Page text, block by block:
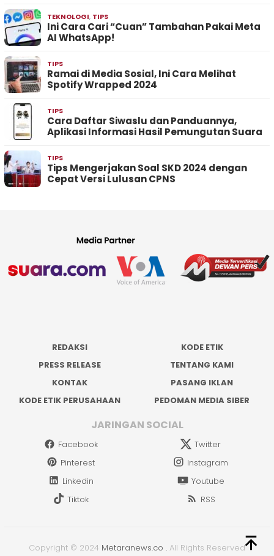
TEKNOLOGI, TIPS
Ini Cara Cari “Cuan” Tambahan Pakai Meta
AI WhatsApp!
TIPS
Ramai di Media Sosial, Ini Cara Melihat
Spotify Wrapped 2024
TIPS
Cara Daftar Siwaslu dan Panduannya,
Aplikasi Informasi Hasil Pemungutan Suara
TIPS
Tips Mengerjakan Soal SKD 2024 dengan
Cepat Versi Lulusan CPNS
REDAKSI
KODE ETIK
PRESS RELEASE
TENTANG KAMI
KONTAK
PASANG IKLAN
KODE ETIK PERUSAHAAN
PEDOMAN MEDIA SIBER
JARINGAN SOCIAL
Facebook
Twitter
Pinterest
Instagram
Linkedin
Youtube
Tiktok
RSS
Copyright © 2024 Metaranews.co . All Rights Reserved